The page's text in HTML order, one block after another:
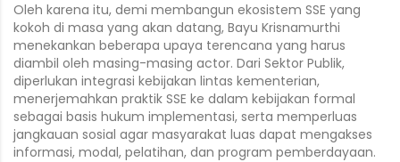
Oleh karena itu, demi membangun ekosistem SSE yang
kokoh di masa yang akan datang, Bayu Krisnamurthi
menekankan beberapa upaya terencana yang harus
diambil oleh masing-masing actor. Dari Sektor Publik,
diperlukan integrasi kebijakan lintas kementerian,
menerjemahkan praktik SSE ke dalam kebijakan formal
sebagai basis hukum implementasi, serta memperluas
jangkauan sosial agar masyarakat luas dapat mengakses
informasi, modal, pelatihan, dan program pemberdayaan.